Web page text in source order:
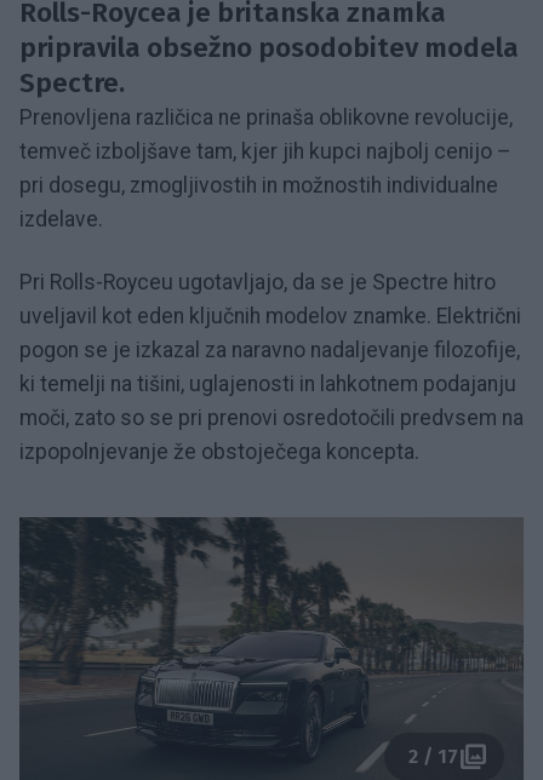
Rolls-Roycea je britanska znamka
pripravila obsežno posodobitev modela
Spectre.
Prenovljena različica ne prinaša oblikovne revolucije,
temveč izboljšave tam, kjer jih kupci najbolj cenijo –
pri dosegu, zmogljivostih in možnostih individualne
izdelave.
Pri Rolls-Royceu ugotavljajo, da se je Spectre hitro
uveljavil kot eden ključnih modelov znamke. Električni
pogon se je izkazal za naravno nadaljevanje filozofije,
ki temelji na tišini, uglajenosti in lahkotnem podajanju
moči, zato so se pri prenovi osredotočili predvsem na
izpopolnjevanje že obstoječega koncepta.
2 / 17